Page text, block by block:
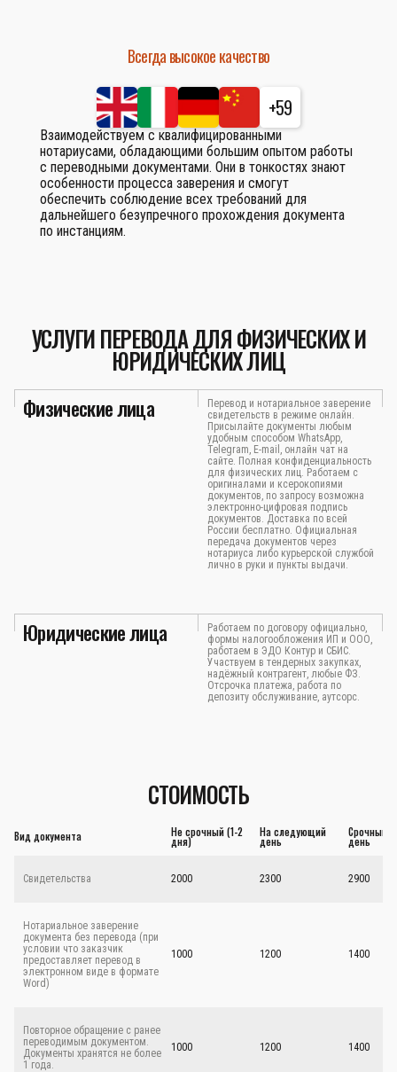
Всегда высокое качество
+59
Взаимодействуем с квалифицированными
нотариусами, обладающими большим опытом работы
с переводными документами. Они в тонкостях знают
особенности процесса заверения и смогут
обеспечить соблюдение всех требований для
дальнейшего безупречного прохождения документа
по инстанциям.
УСЛУГИ ПЕРЕВОДА ДЛЯ ФИЗИЧЕСКИХ И
ЮРИДИЧЕСКИХ ЛИЦ
Физические лица
Перевод и нотариальное заверение
свидетельств в режиме онлайн.
Присылайте документы любым
удобным способом WhatsApp,
Telegram, E-mail, онлайн чат на
сайте. Полная конфиденциальность
для физических лиц. Работаем с
оригиналами и ксерокопиями
документов, по запросу возможна
электронно-цифровая подпись
документов. Доставка по всей
России бесплатно. Официальная
передача документов через
нотариуса либо курьерской службой
лично в руки и пункты выдачи.
Юридические лица
Работаем по договору официально,
формы налогообложения ИП и ООО,
работаем в ЭДО Контур и СБИС.
Участвуем в тендерных закупках,
надёжный контрагент, любые ФЗ.
Отсрочка платежа, работа по
депозиту обслуживание, аутсорс.
СТОИМОСТЬ
Вид документа Не срочный (1-2
дня)
На следующий
день
Срочный -
день
Свидетельства 2000 2300 2900
Нотариальное заверение
документа без перевода (при
условии что заказчик
предоставляет перевод в
электронном виде в формате
Word)
1000 1200 1400
Повторное обращение с ранее
переводимым документом.
Документы хранятся не более
1 года.
1000 1200 1400